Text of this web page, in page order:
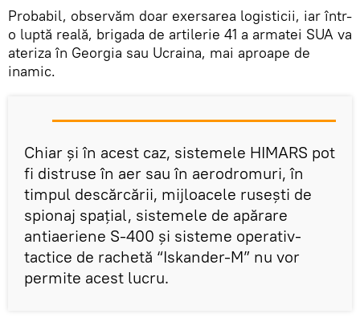
Probabil, observăm doar exersarea logisticii, iar într-
o luptă reală, brigada de artilerie 41 a armatei SUA va
ateriza în Georgia sau Ucraina, mai aproape de
inamic.
Chiar și în acest caz, sistemele HIMARS pot
fi distruse în aer sau în aerodromuri, în
timpul descărcării, mijloacele rusești de
spionaj spațial, sistemele de apărare
antiaeriene S-400 și sisteme operativ-
tactice de rachetă “Iskander-M” nu vor
permite acest lucru.